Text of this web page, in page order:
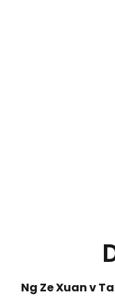
Ng Ze Xuan v